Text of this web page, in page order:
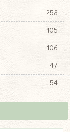
258
105
106
47
54